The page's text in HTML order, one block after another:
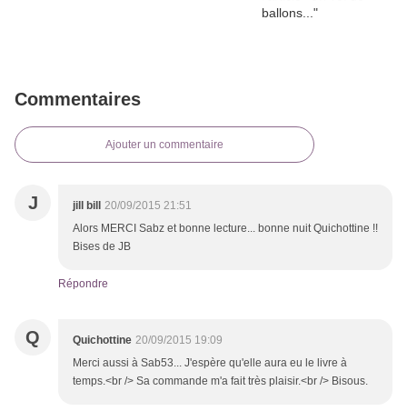
Commentaires
Ajouter un commentaire
J jill bill
20/09/2015 21:51
Alors MERCI Sabz et bonne lecture... bonne nuit Quichottine !!
Bises de JB
Répondre
Q Quichottine 20/09/2015 19:09
Merci aussi à Sab53... J'espère qu'elle aura eu le livre à
temps.<br /> Sa commande m'a fait très plaisir.<br /> Bisous.